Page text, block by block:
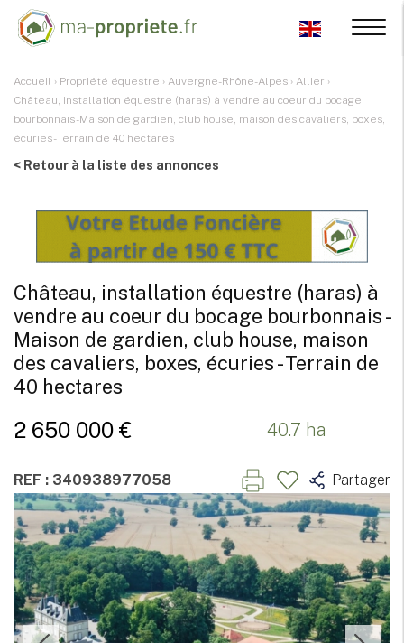
Accueil › Propriété équestre › Auvergne-Rhône-Alpes › Allier ›
Château, installation équestre (haras) à vendre au coeur du bocage
bourbonnais - Maison de gardien, club house, maison des cavaliers, boxes,
écuries - Terrain de 40 hectares
< Retour à la liste des annonces
Château, installation équestre (haras) à
vendre au coeur du bocage bourbonnais -
Maison de gardien, club house, maison
des cavaliers, boxes, écuries - Terrain de
40 hectares
2 650 000 € 40.7 ha
REF : 340938977058 Partager